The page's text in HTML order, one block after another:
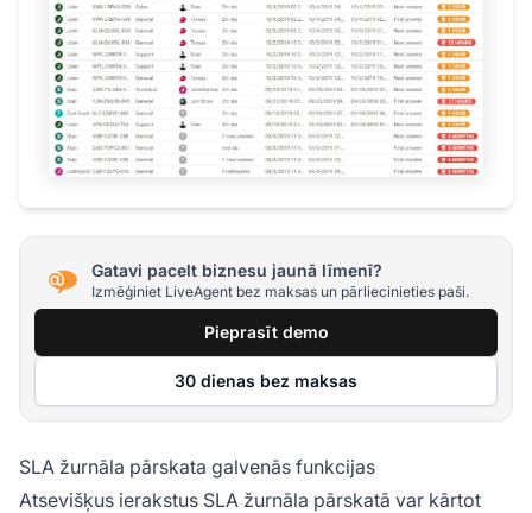
Gatavi pacelt biznesu jaunā līmenī?
Izmēģiniet LiveAgent bez maksas un pārliecinieties paši.
Pieprasīt demo
30 dienas bez maksas
SLA žurnāla pārskata galvenās funkcijas
Atsevišķus ierakstus SLA žurnāla pārskatā var kārtot